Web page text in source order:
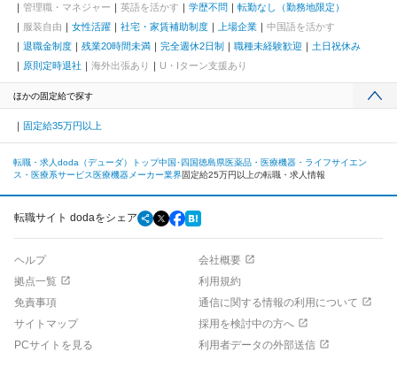
管理職・マネジャー
英語を活かす 学歴不問
転勤なし（勤務地限定）
服装自由
女性活躍 社宅・家賃補助制度 上場企業
中国語を活かす
退職金制度
残業20時間未満 完全週休2日制 職種未経験歓迎
土日祝休み
原則定時退社
海外出張あり U・Iターン支援あり
ほかの固定給で探す
固定給35万円以上
転職・求人doda（デューダ）トップ中国･四国徳島県医薬品・医療機器・ライフサイエン
ス・医療系サービス 医療機器メーカー業界固定給25万円以上の転職・求人情報
転職サイト dodaをシェア
ヘルプ
会社概要
拠点一覧
利用規約
免責事項
通信に関する情報の利用について
サイトマップ
採用を検討中の方へ
PCサイトを見る
利用者データの外部送信